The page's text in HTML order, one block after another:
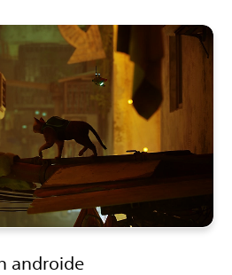
androide